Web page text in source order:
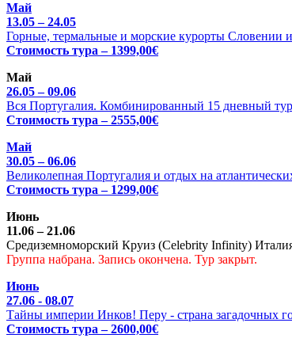
Май
13.05 – 24.05
Горные, термальные и морские курорты Словении
Стоимость тура – 1399,00€
Май
26.05 – 09.06
Вся Португалия. Комбинированный 15 дневный
Стоимость тура – 2555,00€
Май
30.05 – 06.06
Великолепная Португалия и отдых на
Стоимость тура – 1299,00€
Июнь
11.06 – 21.06
Средиземноморский Круиз (Celebrity Infinity)
Группа набрана. Запись окончена. Тур закрыт.
Июнь
27.06 - 08.07
Тайны империи Инков! Перу - страна загадочных
Стоимость тура – 2600,00€